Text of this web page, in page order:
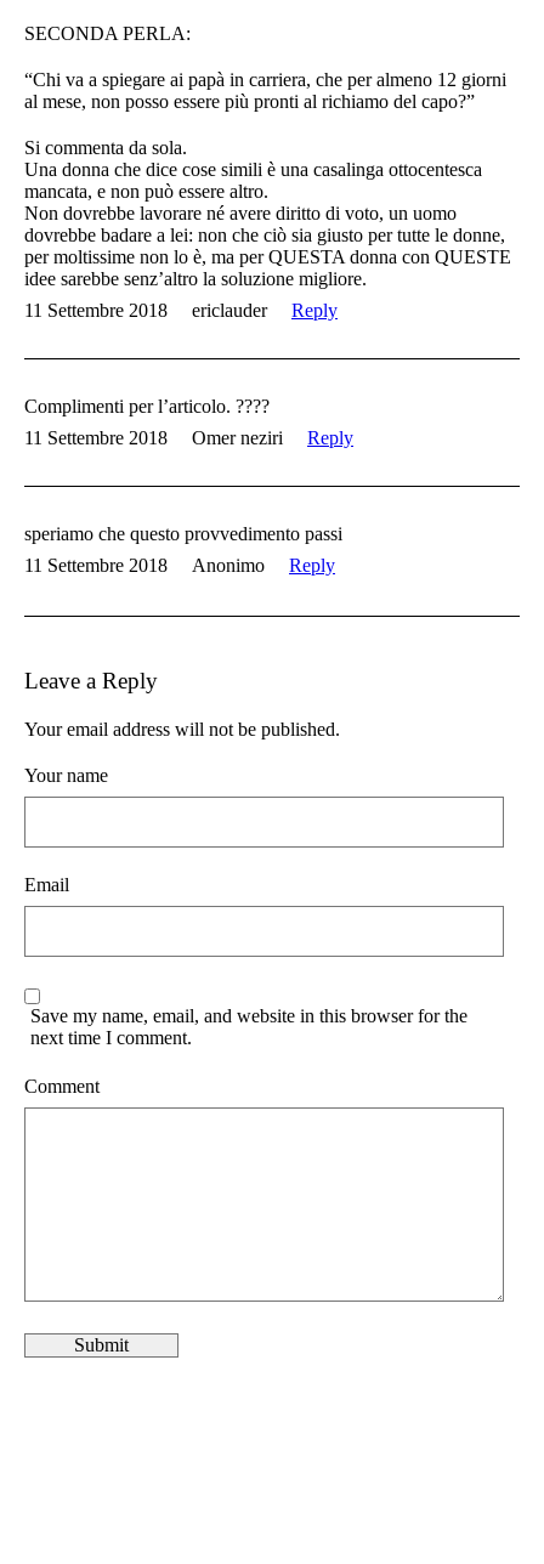
SECONDA PERLA:
“Chi va a spiegare ai papà in carriera, che per almeno 12 giorni
al mese, non posso essere più pronti al richiamo del capo?”
Si commenta da sola.
Una donna che dice cose simili è una casalinga ottocentesca
mancata, e non può essere altro.
Non dovrebbe lavorare né avere diritto di voto, un uomo
dovrebbe badare a lei: non che ciò sia giusto per tutte le donne,
per moltissime non lo è, ma per QUESTA donna con QUESTE
idee sarebbe senz’altro la soluzione migliore.
11 Settembre 2018
ericlauder Reply
Complimenti per l’articolo. ????
11 Settembre 2018
Omer neziri Reply
speriamo che questo provvedimento passi
11 Settembre 2018
Anonimo Reply
Leave a Reply
Your email address will not be published.
Your name
Email
Save my name, email, and website in this browser for the
next time I comment.
Comment